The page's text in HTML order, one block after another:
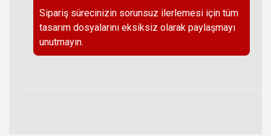
Sipariş sürecinizin sorunsuz ilerlemesi için tüm
tasarım dosyalarını eksiksiz olarak paylaşmayı
unutmayın.